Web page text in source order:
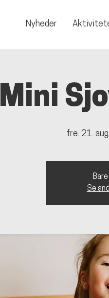
Nyheder
Mini
fre. 21. aug.
Se